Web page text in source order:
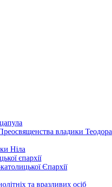
владики Теодора
Ніла
єпархії
Єпархії
та вразливих осіб